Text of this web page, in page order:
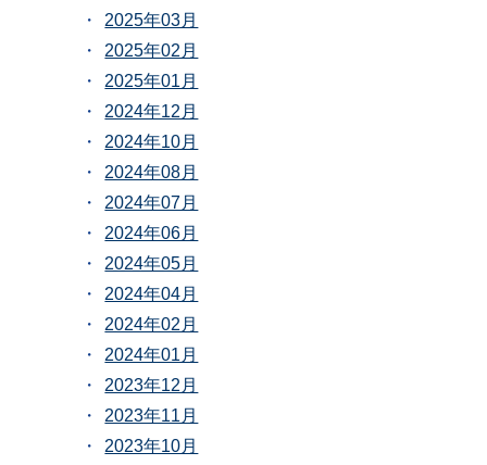
2025年03月
2025年02月
2025年01月
2024年12月
2024年10月
2024年08月
2024年07月
2024年06月
2024年05月
2024年04月
2024年02月
2024年01月
2023年12月
2023年11月
2023年10月